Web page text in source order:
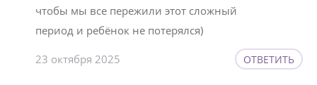
чтобы мы все пережили этот сложный
период и ребёнок не потерялся)
23 октября 2025 ОТВЕТИТЬ